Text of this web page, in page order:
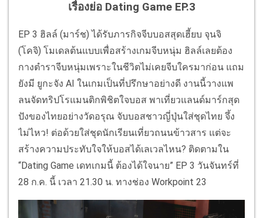
เรื่องย่อ Dating Game EP.3
EP 3 ฮิลล์ (มาร์ช) ได้รับภารกิจจีบบอสสุดเฮี้ยบ จุนจิ
(โคจิ) โมเดลต้นแบบเพื่อสร้างเกมจีบหนุ่ม ฮิลล์เลยต้อง
กางตำราจีบหนุ่มเพราะในชีวิตไม่เคยจีบใครมาก่อน แถม
ยังมี ยูกะจัง AI ในเกมเป็นที่ปรึกษาอย่างดี งานนี้วางแพ
ลนจัดทริปโรแมนติกพิชิตใจบอส พาเที่ยวแลนด์มาร์กสุด
ปังของไทยอย่างวัดอรุณ จับบอสชาวญี่ปุ่นใส่ชุดไทย จึ้ง
ไม่ไหว! ต่อด้วยใส่ชุดนักเรียนเที่ยวถนนข้าวสาร แต่จะ
สร้างความประทับใจให้บอสได้เลเวลไหน? ติดตามใน
“Dating Game เดทเกมนี้ ต้องได้ใจนาย” EP 3 วันจันทร์ที่
28 ก.ค. นี้ เวลา 21.30 น. ทางช่อง Workpoint 23